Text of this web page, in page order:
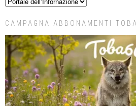
CAMPAGNA ABBONAMENTI